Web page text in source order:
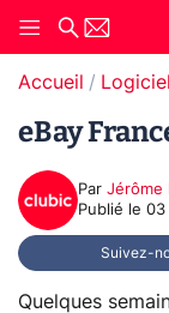
Accueil
eBay
Par Jérôme
Publié le 03
Suivez-
Quelques